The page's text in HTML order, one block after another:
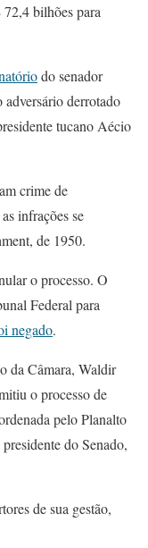
bilhões para
do senador
derrotado
tucano Aécio
crime de
infrações se
de 1950.
o processo. O
Federal para
negado.
da Câmara, Waldir
o processo de
pelo Planalto
do Senado,
de sua gestão,